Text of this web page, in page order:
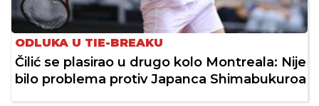
ODLUKA U TIE-BREAKU
Čilić se plasirao u drugo kolo Montreala: Nije
bilo problema protiv Japanca Shimabukuroa